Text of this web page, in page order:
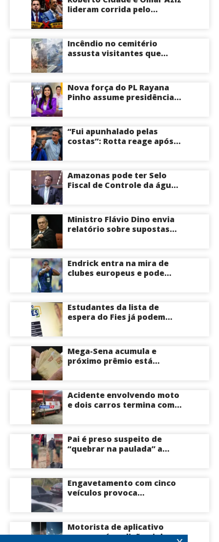
lideram corrida pelo
Incêndio no cemitério
assusta visitantes que
Nova força do PL Rayana
Pinho assume presidência
como nome competitivo
para a ALEAM
“Fui apunhalado pelas
costas”: Rotta reage após
o Senado pelo Amazonas;
veja
Amazonas pode ter Selo
Fiscal de Controle da água
Ministro Flávio Dino envia
relatório sobre supostas
Endrick entra na mira de
clubes europeus e pode
Estudantes da lista de
espera do Fies já podem
Mega-Sena acumula e
próximo prêmio está
Acidente envolvendo moto
e dois carros termina com
Pai é preso suspeito de
“quebrar na paulada” a
Itacoatiara: “batia para
corrigir e educar”; veja
vídeo
Engavetamento com cinco
veículos provoca
Manaus
Motorista de aplicativo
morre após colisão violenta